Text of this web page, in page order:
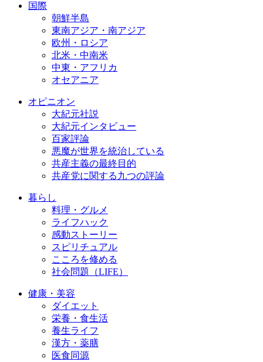
国際
朝鮮半島
東南アジア・南アジア
欧州・ロシア
北米・中南米
中東・アフリカ
オセアニア
オピニオン
大紀元社説
大紀元インタビュー
百家評論
悪魔が世界を統治している
共産主義の最終目的
共産党に関する九つの評論
暮らし
料理・グルメ
ライフハック
感動ストーリー
スピリチュアル
こころを修める
社会問題（LIFE）
健康・美容
ダイエット
栄養・食生活
養生ライフ
漢方・薬膳
医食同源